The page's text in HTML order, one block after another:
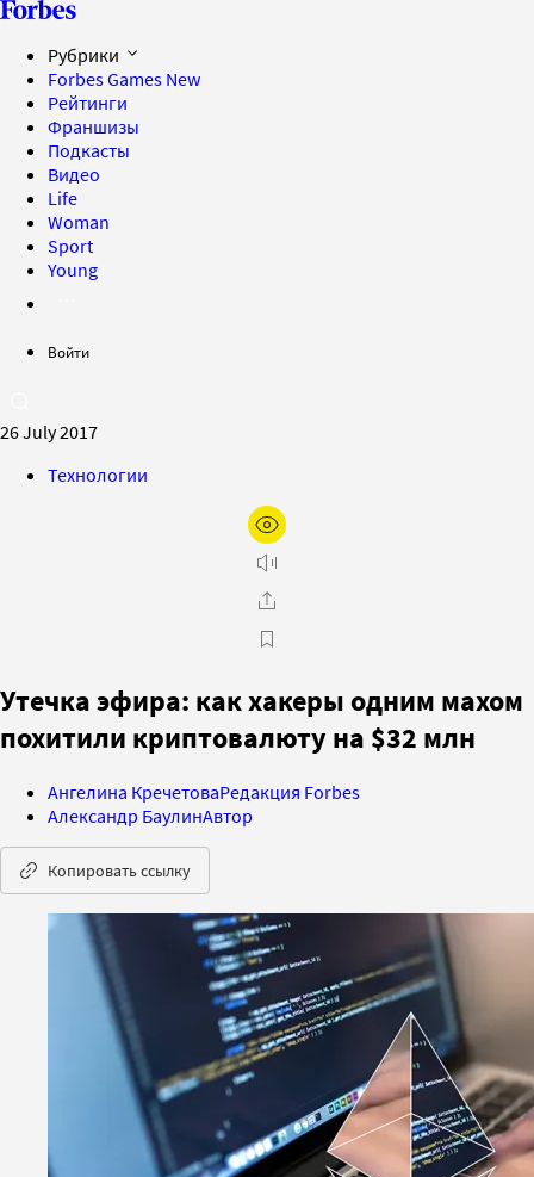
Рубрики
Forbes Games New
Рейтинги
Франшизы
Подкасты
Видео
Life
Woman
Sport
Young
Войти
26 July 2017
Технологии
Утечка эфира: как хакеры одним махом
похитили криптовалюту на $32 млн
Ангелина КречетоваРедакция Forbes
Александр БаулинАвтор
Копировать ссылку